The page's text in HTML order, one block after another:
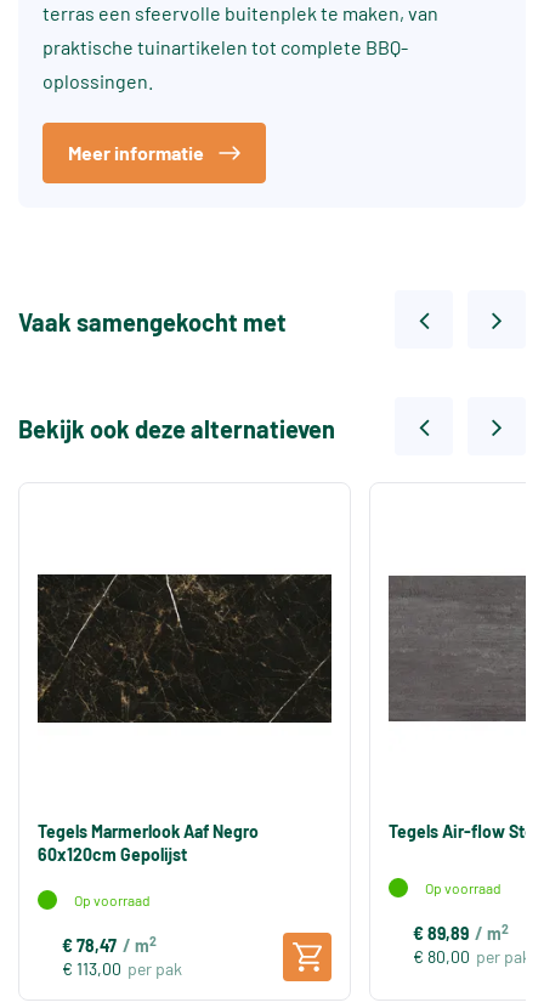
terras een sfeervolle buitenplek te maken, van
praktische tuinartikelen tot complete BBQ-
oplossingen.
Meer informatie
Vaak samengekocht met
Bekijk ook deze alternatieven
Tegels Marmerlook Aaf Negro
60x120cm Gepolijst
Op voorraad
€ 78,47 / m2
€ 113,00 per pak
Tegels Air-flow
Op voorraad
€ 89,89 / m2
€ 80,00 per pak